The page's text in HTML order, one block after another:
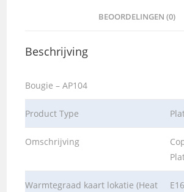
BEOORDELINGEN (0)
Beschrijving
Bougie – AP104
Product Type
Omschrijving
Warmtegraad kaart lokatie (Heat
E16